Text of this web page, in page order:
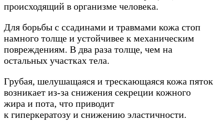
происходящий в организме человека.
Для борьбы с ссадинами и травмами кожа стоп
намного толще и устойчивее к механическим
повреждениям. В два раза толще, чем на
остальных участках тела.
Грубая, шелушащаяся и трескающаяся кожа пяток
возникает из-за снижения секреции кожного
жира и пота, что приводит
к гиперкератозу и снижению эластичности.